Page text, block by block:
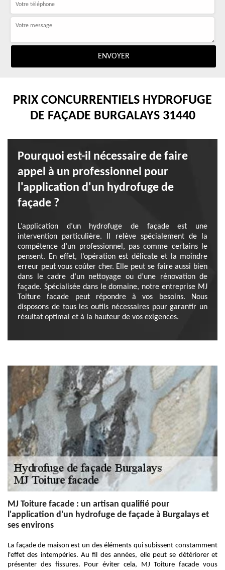
PRIX CONCURRENTIELS HYDROFUGE
DE FAÇADE BURGALAYS 31440
Pourquoi est-il nécessaire de faire
appel à un professionnel pour
l'application d'un hydrofuge de
façade ?
L’application d’un hydrofuge de façade est une
intervention particulière. Il relève spécialement de la
compétence d’un professionnel, pas comme certains le
pensent. En effet, l’opération est délicate et la moindre
erreur peut vous coûter cher. Elle peut se faire aussi bien
dans le cadre d’un nettoyage ou d’une rénovation de
façade. Spécialisée dans le domaine, notre entreprise MJ
Toiture facade peut répondre à vos besoins. Nous
disposons de tous les outils nécessaires pour garantir un
résultat optimal et à la hauteur de vos exigences.
MJ Toiture facade : un artisan qualifié pour
l'application d'un hydrofuge de façade à Burgalays et
ses environs
La façade de maison est un des éléments qui subissent constamment
l'effet des intempéries. Au fil des années, elle peut se détériorer et
présenter des fissures. Pour éviter cela, MJ Toiture facade vous